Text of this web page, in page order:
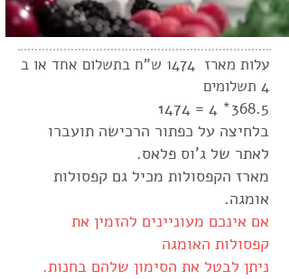
עלות מארז 1474 ש"ח בתשלום אחד או ב
4 תשלומים
368.5* 4 = 14
74
בלחיצה על כפתור הרכישה תועברו
לאתר של ג'וס פלאס.
מארז הקפסולות מכיל גם קפסולות
אומגה.
אם אינכם מעוניינים להזמין את
קפסולות האומגה
ניתן לבטל את הסימון שלהם בחנות.